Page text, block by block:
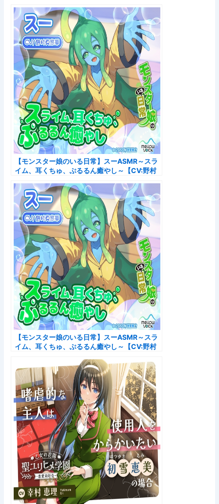
【モンスター娘のいる日常】スーASMR～スラ
イム、耳くちゅ、ぷるるん癒やし～【CV:野村
【モンスター娘のいる日常】スーASMR～スラ
イム、耳くちゅ、ぷるるん癒やし～【CV:野村